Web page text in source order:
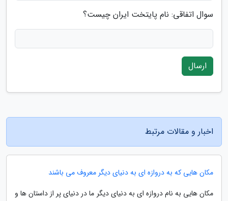
سوال اتفاقی: نام پایتخت ایران چیست؟
ارسال
اخبار و مقالات مرتبط
مکان هایی که به دروازه ای به دنیای دیگر معروف می باشند
مکان هایی به نام دروازه ای به دنیای دیگر ما در دنیای پر از داستان ها و